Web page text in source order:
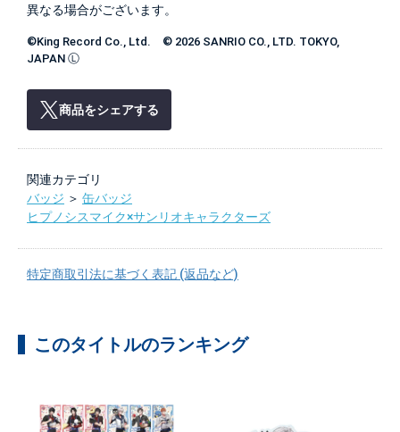
異なる場合がございます。
©King Record Co., Ltd. © 2026 SANRIO CO., LTD. TOKYO,
JAPAN Ⓛ
商品をシェアする
関連カテゴリ
バッジ ＞ 缶バッジ
ヒプノシスマイク×サンリオキャラクターズ
特定商取引法に基づく表記 (返品など)
このタイトルのランキング